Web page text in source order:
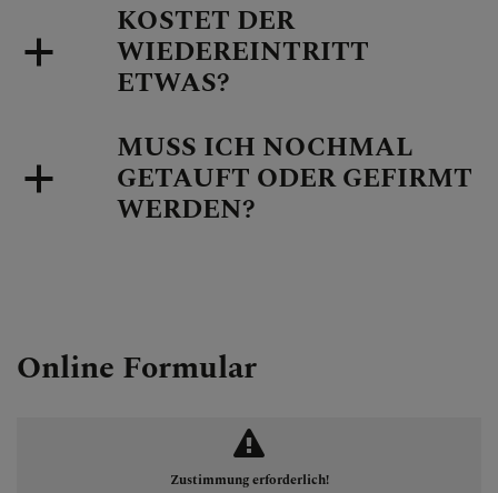
KOSTET DER
WIEDEREINTRITT
ETWAS?
MUSS ICH NOCHMAL
GETAUFT ODER GEFIRMT
WERDEN?
Online Formular
Zustimmung erforderlich!